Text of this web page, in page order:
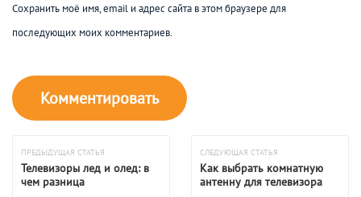
Сохранить моё имя, email и адрес сайта в этом браузере для
последующих моих комментариев.
ПРЕДЫДУЩАЯ СТАТЬЯ
Телевизоры лед и олед: в
чем разница
СЛЕДУЮЩАЯ СТАТЬЯ
Как выбрать комнатную
антенну для телевизора